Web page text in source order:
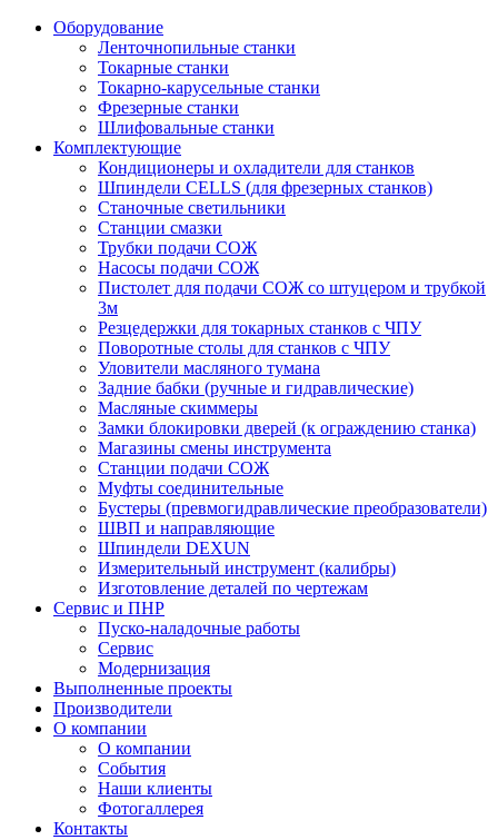
Оборудование
Ленточнопильные станки
Токарные станки
Токарно-карусельные станки
Фрезерные станки
Шлифовальные станки
Комплектующие
Кондиционеры и охладители для станков
Шпиндели CELLS (для фрезерных станков)
Станочные светильники
Станции смазки
Трубки подачи СОЖ
Насосы подачи СОЖ
Пистолет для подачи СОЖ со штуцером и трубкой
3м
Резцедержки для токарных станков с ЧПУ
Поворотные столы для станков с ЧПУ
Уловители масляного тумана
Задние бабки (ручные и гидравлические)
Масляные скиммеры
Замки блокировки дверей (к ограждению станка)
Магазины смены инструмента
Станции подачи СОЖ
Муфты соединительные
Бустеры (превмогидравлические преобразователи)
ШВП и направляющие
Шпиндели DEXUN
Измерительный инструмент (калибры)
Изготовление деталей по чертежам
Сервис и ПНР
Пуско-наладочные работы
Сервис
Модернизация
Выполненные проекты
Производители
О компании
О компании
События
Наши клиенты
Фотогаллерея
Контакты